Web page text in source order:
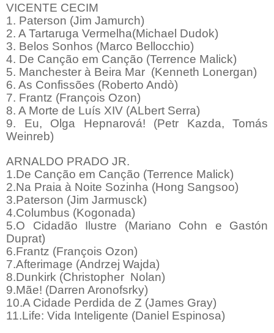
VICENTE CECIM
1. Paterson (Jim Jamurch)
2. A Tartaruga Vermelha(Michael Dudok)
3. Belos Sonhos (Marco Bellocchio)
4. De Canção em Canção (Terrence Malick)
5. Manchester à Beira Mar (Kenneth Lonergan)
6. As Confissões (Roberto Andò)
7. Frantz (François Ozon)
8. A Morte de Luís XIV (ALbert Serra)
9. Eu, Olga Hepnarová! (Petr Kazda, Tomás
Weinreb)
ARNALDO PRADO JR.
1.De Canção em Canção (Terrence Malick)
2.Na Praia à Noite Sozinha (Hong Sangsoo)
3.Paterson (Jim Jarmusck)
4.Columbus (Kogonada)
5.O Cidadão Ilustre (Mariano Cohn e Gastón
Duprat)
6.Frantz (François Ozon)
7.Afterimage (Andrzej Wajda)
8.Dunkirk (Christopher Nolan)
9.Mãe! (Darren Aronofsrky)
10.A Cidade Perdida de Z (James Gray)
11.Life: Vida Inteligente (Daniel Espinosa)